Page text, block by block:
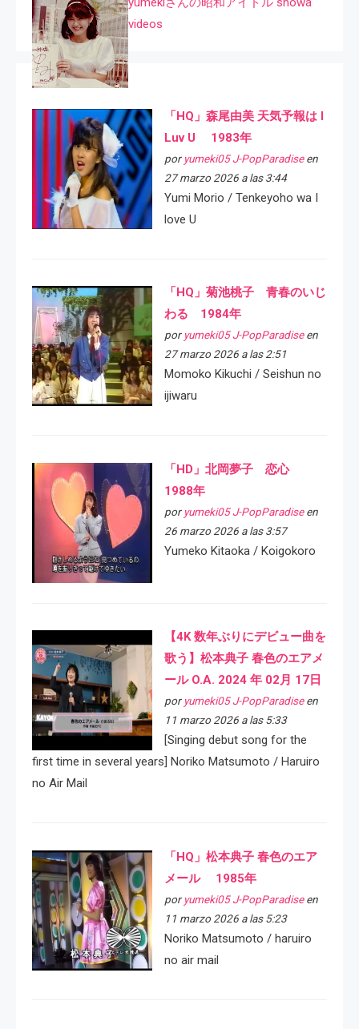
videos
「HQ」森尾由美 天気予報は I
Luv U 1983年
por yumeki05 J-PopParadiseen
27 marzo 2026 a las 3:44
Yumi Morio / Tenkeyoho wa I
love U
「HQ」菊池桃子 青春のいじ
わる 1984年
por yumeki05 J-PopParadiseen
27 marzo 2026 a las 2:51
Momoko Kikuchi / Seishun no
ijiwaru
「HD」北岡夢子 恋心
1988年
por yumeki05 J-PopParadiseen
26 marzo 2026 a las 3:57
Yumeko Kitaoka / Koigokoro
【4K 数年ぶりにデビュー曲を
歌う】松本典子 春色のエアメ
ール O.A. 2024 年 02月 17日
por yumeki05 J-PopParadiseen
11 marzo 2026 a las 5:33
[Singing debut song for the
first time in several years] Noriko Matsumoto / Haruiro
no Air Mail
「HQ」松本典子 春色のエア
メール 1985年
por yumeki05 J-PopParadiseen
11 marzo 2026 a las 5:23
Noriko Matsumoto / haruiro
no air mail